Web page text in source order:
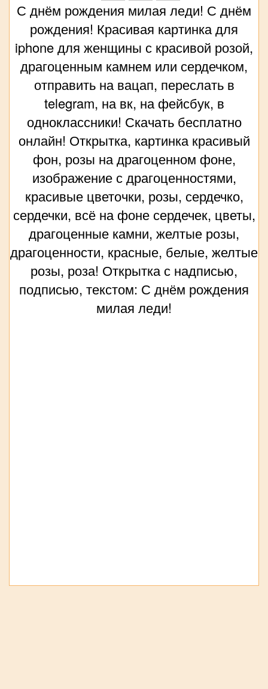
С днём рождения милая леди! С днём
рождения! Красивая картинка для
iphone для женщины с красивой розой,
драгоценным камнем или сердечком,
отправить на вацап, переслать в
telegram, на вк, на фейсбук, в
одноклассники! Скачать бесплатно
онлайн! Открытка, картинка красивый
фон, розы на драгоценном фоне,
изображение с драгоценностями,
красивые цветочки, розы, сердечко,
сердечки, всё на фоне сердечек, цветы,
драгоценные камни, желтые розы,
драгоценности, красные, белые, желтые
розы, роза! Открытка с надписью,
подписью, текстом: С днём рождения
милая леди!